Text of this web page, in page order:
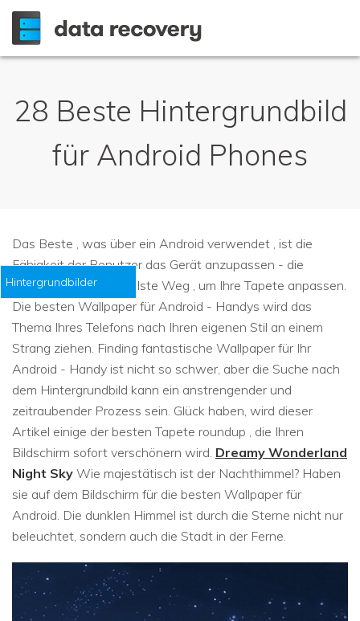
28 Beste Hintergrundbild
für Android Phones
Das Beste , was über ein Android verwendet , ist die
Fähigkeit der Benutzer das Gerät anzupassen - die
einfachste und schnellste Weg , um Ihre Tapete anpassen.
Die besten Wallpaper für Android - Handys wird das
Thema Ihres Telefons nach Ihren eigenen Stil an einem
Strang ziehen. Finding fantastische Wallpaper für Ihr
Android - Handy ist nicht so schwer, aber die Suche nach
dem Hintergrundbild kann ein anstrengender und
zeitraubender Prozess sein. Glück haben, wird dieser
Artikel einige der besten Tapete roundup , die Ihren
Bildschirm sofort verschönern wird. Dreamy Wonderland
Night Sky Wie majestätisch ist der Nachthimmel? Haben
sie auf dem Bildschirm für die besten Wallpaper für
Android. Die dunklen Himmel ist durch die Sterne nicht nur
beleuchtet, sondern auch die Stadt in der Ferne.
Hintergrundbilder